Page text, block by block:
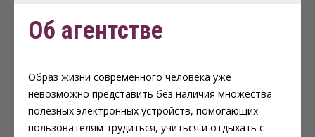
Об агентстве
Образ жизни современного человека уже
невозможно представить без наличия множества
полезных электронных устройств, помогающих
пользователям трудиться, учиться и отдыхать с